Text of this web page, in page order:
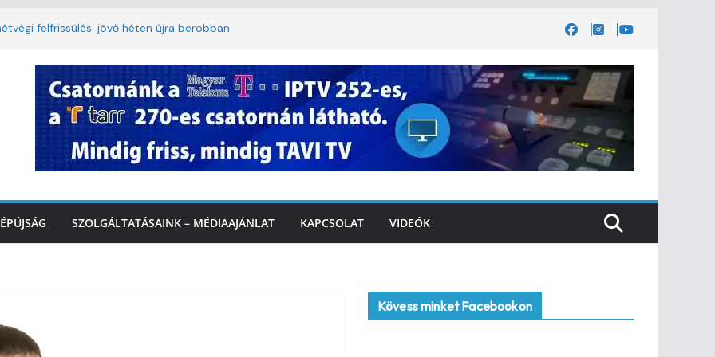
felfrissülés: jövő héten újra berobban
A 3. kerület TVE csapatát fogadta a
a tűzoltók dolgát Marcalinál
közlekedésért, elektromos
SZOLGÁLTATÁSAINK – MÉDIAAJÁNLAT KAPCSOLAT VIDEÓK
Kövess minket Facebookon